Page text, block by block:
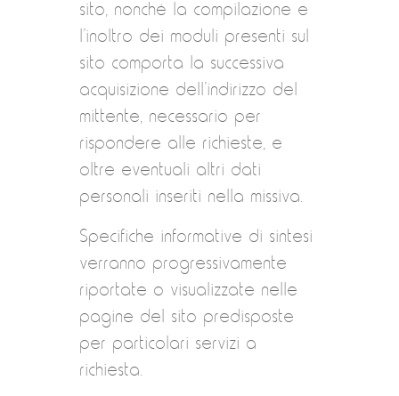
sito, nonché la compilazione e
l’inoltro dei moduli presenti sul
sito comporta la successiva
acquisizione dell’indirizzo del
mittente, necessario per
rispondere alle richieste, e
oltre eventuali altri dati
personali inseriti nella missiva.
Specifiche informative di sintesi
verranno progressivamente
riportate o visualizzate nelle
pagine del sito predisposte
per particolari servizi a
richiesta.